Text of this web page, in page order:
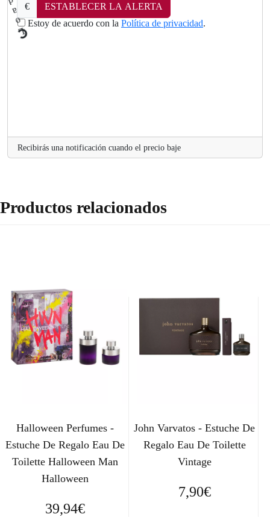
€
ESTABLECER LA ALERTA
Estoy de acuerdo con la Política de privacidad.
L
.
Recibirás una notificación cuando el precio baje
Productos relacionados
Halloween Perfumes -
Estuche De Regalo Eau De
Toilette Halloween Man
Halloween
39,94€
John Varvatos - Estuche De
Regalo Eau De Toilette
Vintage
7,90€